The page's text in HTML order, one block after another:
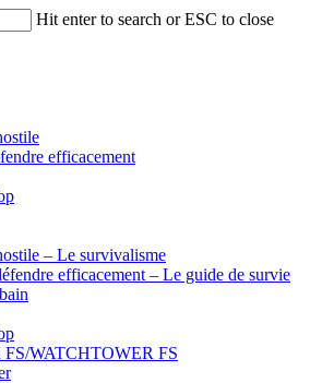
Hit enter to search or ESC to close
efficacement
– Le survivalisme
efficacement – Le guide de survie
WATCHTOWER FS